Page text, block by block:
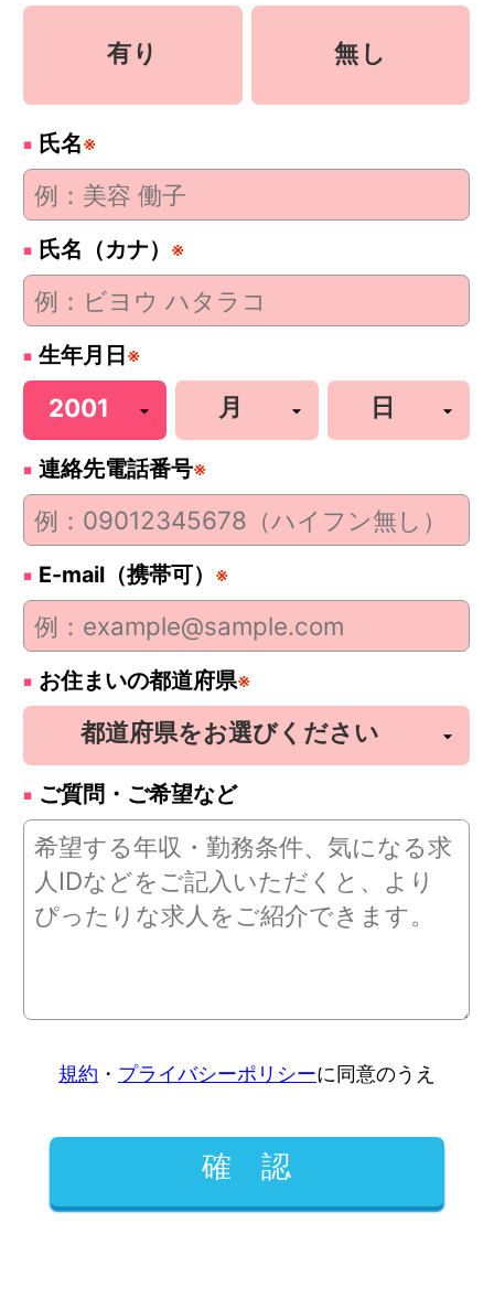
有り 無し
氏名※
氏名（カナ） ※
生年月日 ※
連絡先電話番号※
E-mail（携帯可） ※
お住まいの都道府県※
ご質問・ご希望など
規約 ・ プライバシーポリシーに同意のうえ